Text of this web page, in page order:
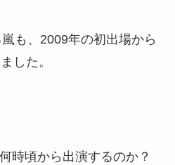
も、2009年の初出場から
した。
時頃から出演するのか？